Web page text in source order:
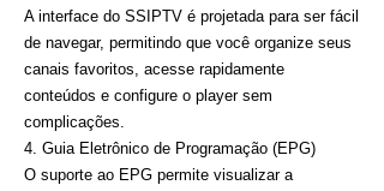
A interface do SSIPTV é projetada para ser fácil
de navegar, permitindo que você organize seus
canais favoritos, acesse rapidamente
conteúdos e configure o player sem
complicações.
4. Guia Eletrônico de Programação (EPG)
O suporte ao EPG permite visualizar a